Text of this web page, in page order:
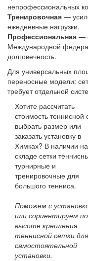
непрофессиональных
Тренировочная —
ежедневные нагрузки.
Профессиональная —
Международной
долговечность.
Для универсальных
переносные модели:
требует отдельной
Хотите рассчитать
стоимость теннисной
выбрать размер или
заказать установку в
Химках? В наличии на
складе сетки
турнирные и
тренировочные для
большого тенниса.
Поможем с
или сориентируем по
высоте крепления
теннисной сетки для
самостоятельной
установки.